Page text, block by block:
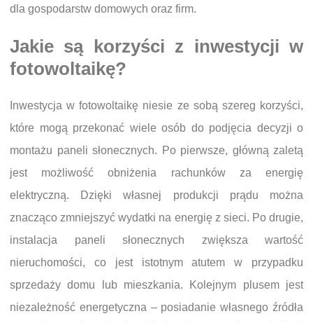
dla gospodarstw domowych oraz firm.
Jakie są korzyści z inwestycji w
fotowoltaikę?
Inwestycja w fotowoltaikę niesie ze sobą szereg korzyści,
które mogą przekonać wiele osób do podjęcia decyzji o
montażu paneli słonecznych. Po pierwsze, główną zaletą
jest możliwość obniżenia rachunków za energię
elektryczną. Dzięki własnej produkcji prądu można
znacząco zmniejszyć wydatki na energię z sieci. Po drugie,
instalacja paneli słonecznych zwiększa wartość
nieruchomości, co jest istotnym atutem w przypadku
sprzedaży domu lub mieszkania. Kolejnym plusem jest
niezależność energetyczna – posiadanie własnego źródła